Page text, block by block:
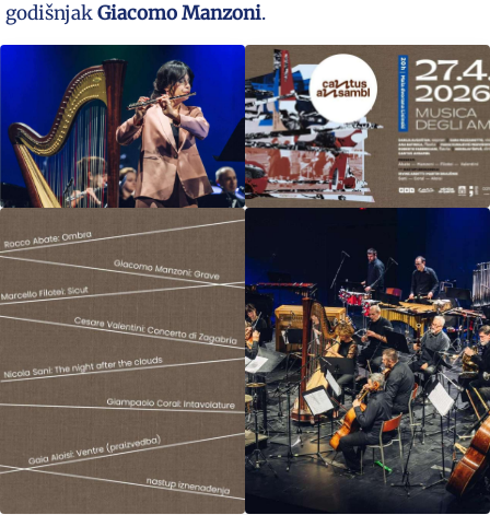
godišnjakGiacomo Manzoni.